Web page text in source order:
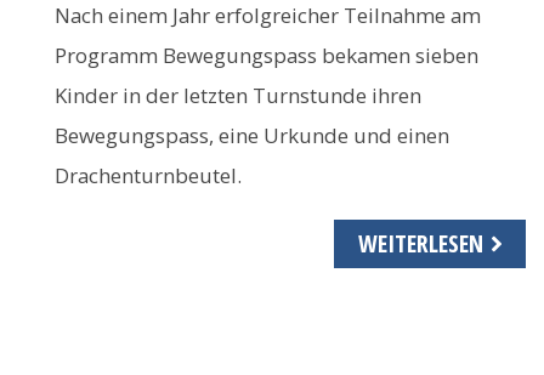
Nach einem Jahr erfolgreicher Teilnahme am
Programm Bewegungspass bekamen sieben
Kinder in der letzten Turnstunde ihren
Bewegungspass, eine Urkunde und einen
Drachenturnbeutel.
WEITERLESEN